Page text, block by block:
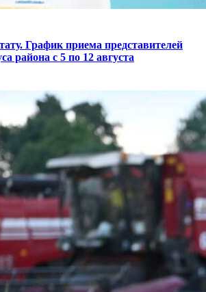
График приема представителей
района с 5 по 12 августа